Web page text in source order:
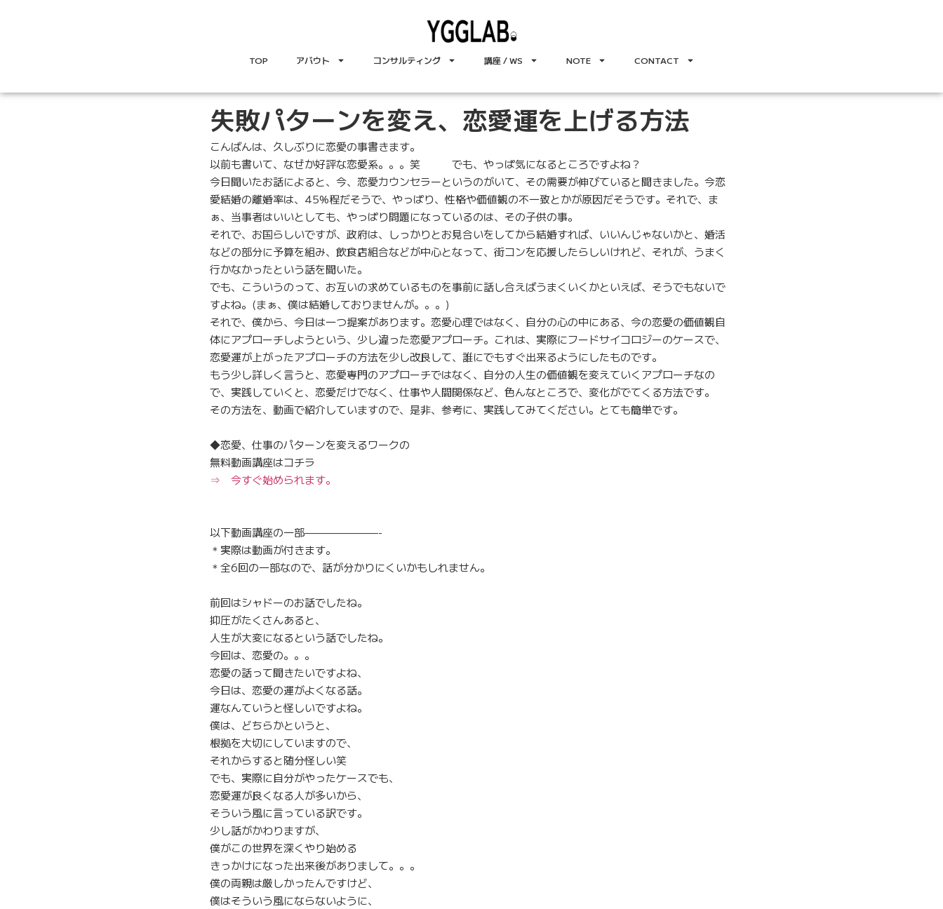
TOP アバウト コンサルティング 講座 / WS NOTE CONTACT
失敗パターンを変え、恋愛運を上げる方法
こんばんは、久しぶりに恋愛の事書きます。
以前も書いて、なぜか好評な恋愛系。。。笑 でも、やっぱ気になるところですよね？
今日聞いたお話によると、今、恋愛カウンセラーというのがいて、その需要が伸びていると聞きました。今恋
愛結婚の離婚率は、45%程だそうで、 やっぱり、性格や価値観の不一致とかが原因だそうです。それで、ま
ぁ、当事者はいいとしても、やっぱり問題になっているのは、その子供の事。
それで、お国らしいですが、政府は、しっかりとお見合いをしてから結婚すれば、いいんじゃないかと、婚活
などの部分に予算を組み、飲食店組合などが中心となって、街コンを応援したらしいけれど、それが、うまく
行かなかったという話を聞いた。
でも、こういうのって、お互いの求めているものを事前に話し合えばうまくいくかといえば、そうでもないで
すよね。(まぁ、僕は結婚しておりませんが。。。)
それで、僕から、今日は一つ提案があります。恋愛心理ではなく、自分の心の中にある、今の恋愛の価値観自
体にアプローチしようという、少し違った恋愛アプローチ。これは、実際にフードサイコロジーのケースで、
恋愛運が上がったアプローチの方法を少し改良して、誰にでもすぐ出来るようにしたものです。
もう少し詳しく言うと、恋愛専門のアプローチではなく、自分の人生の価値観を変えていくアプローチなの
で、実践していくと、恋愛だけでなく、仕事や人間関係など、色んなところで、変化がでてくる方法です。
その方法を、動画で紹介していますので、是非、参考に、実践してみてください。とても簡単です。
◆恋愛、仕事のパターンを変えるワークの
無料動画講座はコチラ
⇒ 今すぐ始められます。
以下動画講座の一部———————-
＊実際は動画が付きます。
＊全6回の一部なので、話が分かりにくいかもしれません。
前回はシャドーのお話でしたね。
抑圧がたくさんあると、
人生が大変になるという話でしたね。
今回は、恋愛の。。。
恋愛の話って聞きたいですよね、
今日は、恋愛の運がよくなる話。
運なんていうと怪しいですよね。
僕は、どちらかというと、
根拠を大切にしていますので、
それからすると随分怪しい笑
でも、実際に自分がやったケースでも、
恋愛運が良くなる人が多いから、
そういう風に言っている訳です。
少し話がかわりますが、
僕がこの世界を深くやり始める
きっかけになった出来後がありまして。。。
僕の両親は厳しかったんですけど、
僕はそういう風にならないように、